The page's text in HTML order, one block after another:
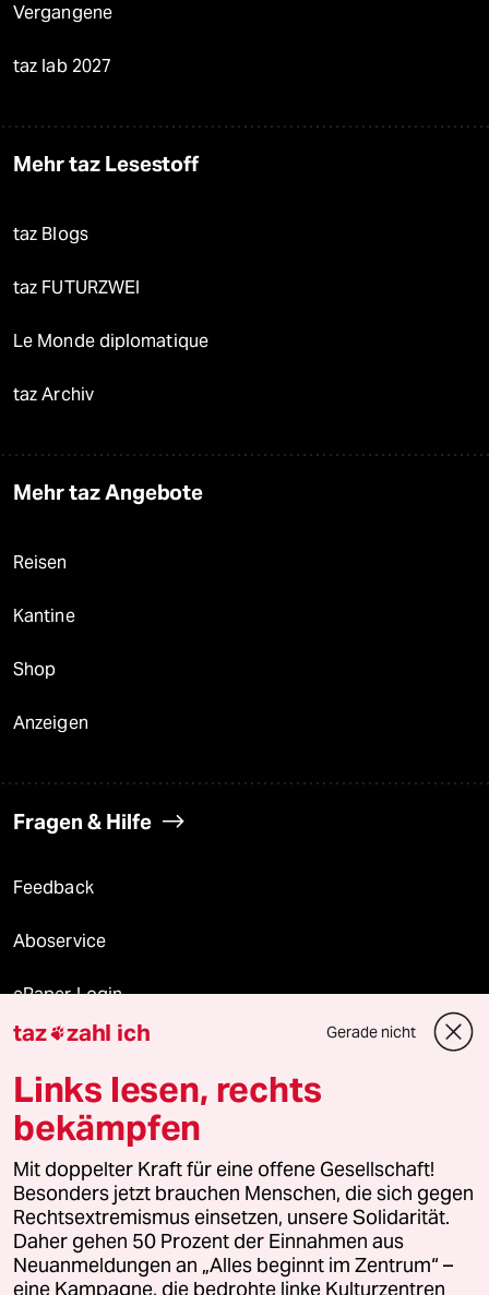
Vergangene
taz lab 2027
Mehr taz Lesestoff
taz Blogs
taz FUTURZWEI
Le Monde diplomatique
taz Archiv
Mehr taz Angebote
Reisen
Kantine
Shop
Anzeigen
Fragen & Hilfe
Feedback
Aboservice
ePaper Login
Downloads für Abonnierende
© 2026 taz Verlags und Vertriebs GmbH
Alle Rechte vorbehalten. Bei rechtlichen Fragen oder für Genehmigungen
wenden Sie sich bitte an
lizenzen@taz.de
Feedback Redaktionsstatut Kommune-Richtlinien
taz zahl ich Gerade nicht
Links lesen, rechts
bekämpfen
Mit doppelter Kraft für eine offene Gesellschaft!
Besonders jetzt brauchen Menschen, die sich gegen
Rechtsextremismus einsetzen, unsere Solidarität.
Daher gehen 50 Prozent der Einnahmen aus
Neuanmeldungen an „Alles beginnt im Zentrum“ –
eine Kampagne, die bedrohte linke Kulturzentren